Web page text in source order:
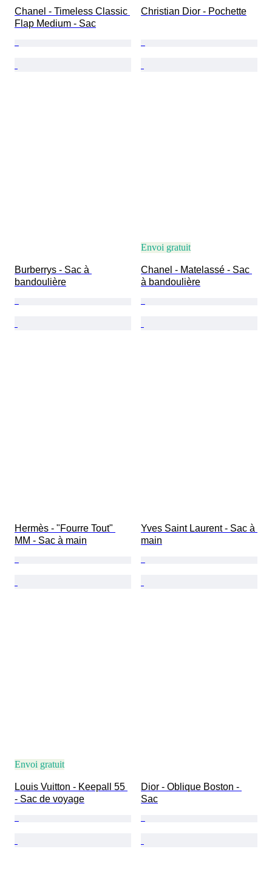
Chanel - Timeless Classic
Flap Medium - Sac
Christian Dior - Pochette
Burberrys - Sac à
bandoulière
Envoi gratuit
Chanel - Matelassé - Sac
à bandoulière
Hermès - "Fourre Tout"
MM - Sac à main
Yves Saint Laurent - Sac à
main
Envoi gratuit
Louis Vuitton - Keepall 55
- Sac de voyage
Dior - Oblique Boston -
Sac